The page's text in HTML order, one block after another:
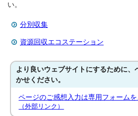
い。
分別収集
資源回収エコステーション
より良いウェブサイトにするために、
かせください。
ページのご感想入力は専用フォームを
（外部リンク）